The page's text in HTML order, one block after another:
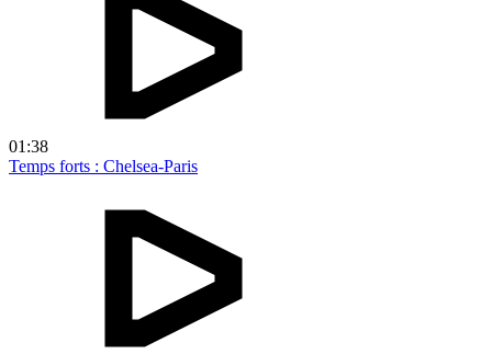
01:38
Temps forts : Chelsea-Paris